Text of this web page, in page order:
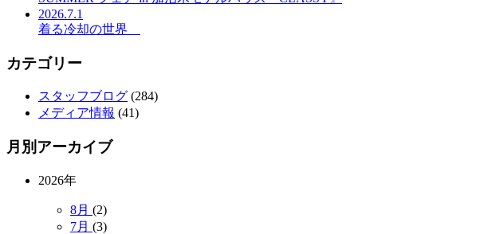
2026.7.1
着る冷却の世界
カテゴリー
スタッフブログ (284)
メディア情報 (41)
月別アーカイブ
2026年
8月 (2)
7月 (3)